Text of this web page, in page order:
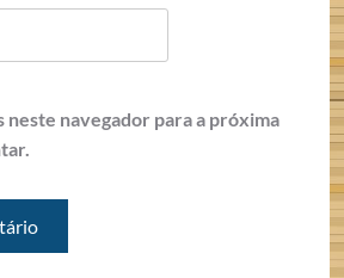
neste navegador para a próxima